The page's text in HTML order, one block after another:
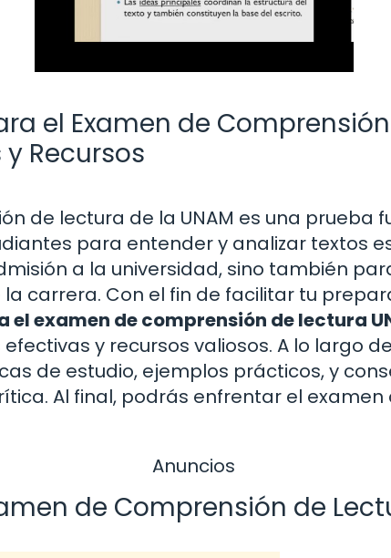
el Examen de
y Recursos
de lectura de la UNAM es una prueba
para entender y analizar textos
a la universidad, sino también
carrera. Con el fin de facilitar tu
examen de comprensión de lectura
y recursos valiosos. A lo largo
de estudio, ejemplos prácticos, y
Al final, podrás enfrentar el examen
Anuncios
de Comprensión de